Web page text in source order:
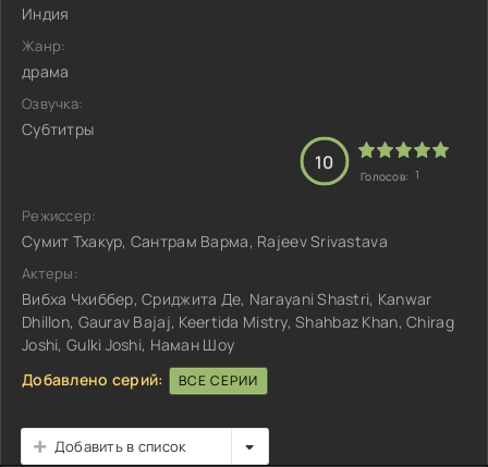
Индия
Жанр:
драма
Озвучка:
Субтитры
10
Голосов: 1
Режиссер:
Сумит Тхакур, Сантрам Варма, Rajeev Srivastava
Актеры:
Вибха Чхиббер, Сриджита Де, Narayani Shastri, Kanwar
Dhillon, Gaurav Bajaj, Keertida Mistry, Shahbaz Khan, Chirag
Joshi, Gulki Joshi, Наман Шоу
Добавлено серий:
ВСЕ СЕРИИ
Добавить в список